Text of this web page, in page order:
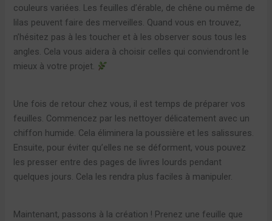
couleurs variées. Les feuilles d’érable, de chêne ou même de
lilas peuvent faire des merveilles. Quand vous en trouvez,
n’hésitez pas à les toucher et à les observer sous tous les
angles. Cela vous aidera à choisir celles qui conviendront le
mieux à votre projet.
Une fois de retour chez vous, il est temps de préparer vos
feuilles. Commencez par les nettoyer délicatement avec un
chiffon humide. Cela éliminera la poussière et les salissures.
Ensuite, pour éviter qu’elles ne se déforment, vous pouvez
les presser entre des pages de livres lourds pendant
quelques jours. Cela les rendra plus faciles à manipuler.
Maintenant, passons à la création ! Prenez une feuille que